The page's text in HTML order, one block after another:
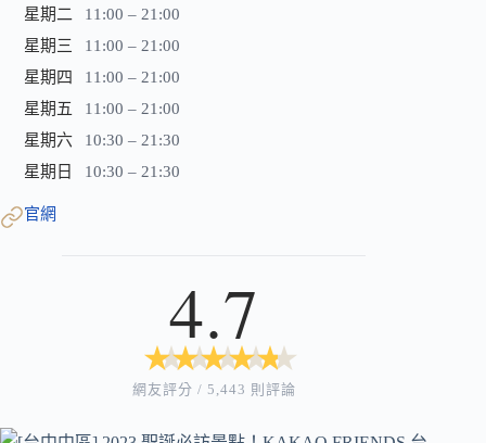
星期二
11:00 – 21:00
星期三
11:00 – 21:00
星期四
11:00 – 21:00
星期五
11:00 – 21:00
星期六
10:30 – 21:30
星期日
10:30 – 21:30
官網
4.7
★
★ ★
★ ★
★ ★
★ ★
★
網友評分 / 5,443 則評論